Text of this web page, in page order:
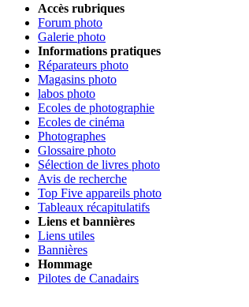
Accès rubriques
Forum photo
Galerie photo
Informations pratiques
Réparateurs photo
Magasins photo
labos photo
Ecoles de photographie
Ecoles de cinéma
Photographes
Glossaire photo
Sélection de livres photo
Avis de recherche
Top Five appareils photo
Tableaux récapitulatifs
Liens et bannières
Liens utiles
Bannières
Hommage
Pilotes de Canadairs